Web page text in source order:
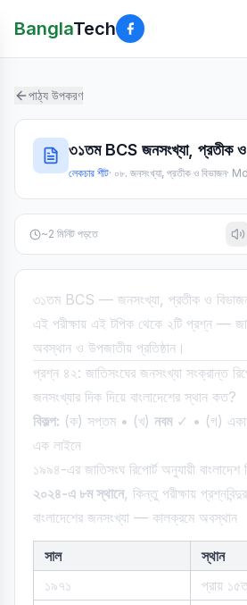
BanglaTech
পাঠ্য উপকরণ
৩১তম BCS জনসংখ্যা, প্রতীক ও
লেকচার শীট· ০৮. জনসংখ্যা, প্রতীক ও বিভাজন·
~2 মিনিট পড়তে
৩১তম BCS — জনসংখ্যা, প্রতীক ও
এই পরীক্ষায় এই টপিক থেকে ২টি প্রশ্ন —
অবস্থান ও উপজাতীয় প্রতিষ্ঠান।
প্রশ্ন ৪২: জাতিসংঘের জনসংখ্যা সংক্রান্ত
জনসংখ্যার দিক দিয়ে বাংলাদেশের স্থান কত?
বিকল্প: (ক) সপ্তম • (খ) নবম✓ • (গ)
এক লাইনে
১৯৯৪-এর জাতিসংঘ রিপোর্ট অনুযায়ী বাংলাদেশ
২০২৪-এ ৮ম স্থানে, কিন্তু পরীক্ষায়
বাংলাদেশের জনসংখ্যা — কালক্রমে অবস্থান
সাল স্থান
১৯৭১
প্রায়